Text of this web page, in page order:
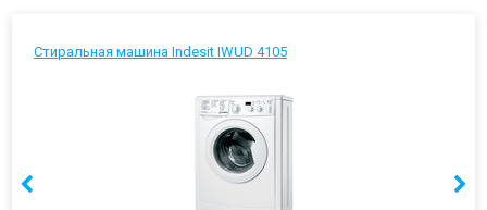
Стиральная машина Indesit IWUD 4105